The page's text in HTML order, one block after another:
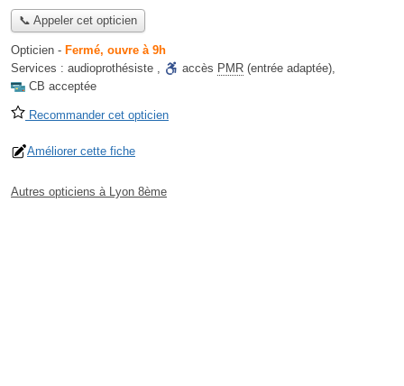
📞 Appeler cet opticien
Opticien - Fermé, ouvre à 9h
Services : audioprothésiste , accès PMR (entrée adaptée),
CB acceptée
Recommander cet opticien
Améliorer cette fiche
Autres opticiens à Lyon 8ème